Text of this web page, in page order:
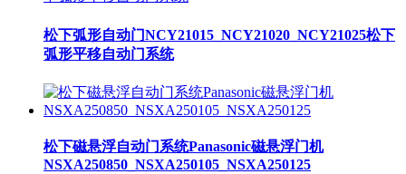
松下弧形自动门NCY21015_NCY21020_NCY21025松下
弧形平移自动门系统
松下磁悬浮自动门系统Panasonic磁悬浮门机
NSXA250850_NSXA250105_NSXA250125